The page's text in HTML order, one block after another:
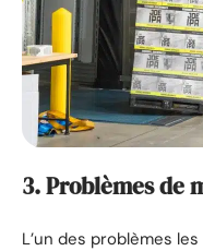
3. Problèmes de
L’un des problèmes